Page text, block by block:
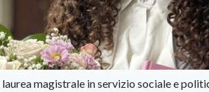
magistrale in servizio sociale e